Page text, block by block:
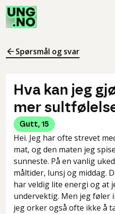
Spørsmål og svar
Hva kan jeg
mer
Gutt, 15
Hei. Jeg har ofte strevet
mat, og den maten jeg
sunneste. På en vanlig
måltider, lunsj og middag.
har veldig lite energi og at
undervektig. Men jeg føler
jeg orker også ofte ikke å